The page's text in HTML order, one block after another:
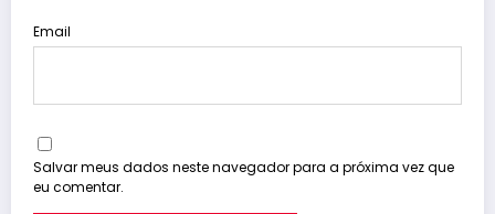
Email
Salvar meus dados neste navegador para a próxima vez que
eu comentar.